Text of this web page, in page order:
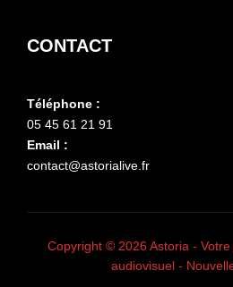
CONTACT
Téléphone :
05 45 61 21 91
Email :
contact@astorialive.fr
Copyright © 2026 Astoria -
audiovisuel -